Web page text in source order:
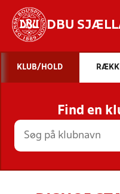
DBU
STILLINGER,
KLUB/HOLD
Find en